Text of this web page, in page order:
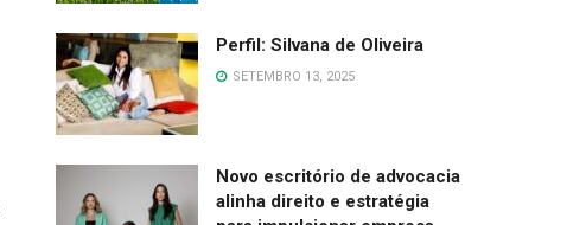
Perfil: Silvana de Oliveira
SETEMBRO 13, 2025
Novo escritório de advocacia
alinha direito e estratégia